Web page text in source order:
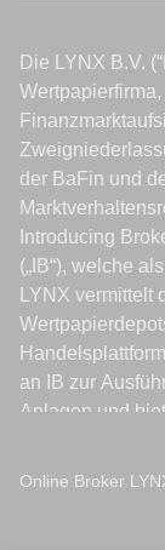
Online Broker